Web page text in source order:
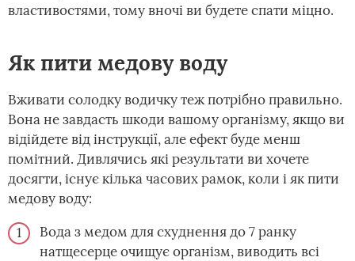
властивостями, тому вночі ви будете спати міцно.
Як пити медову воду
Вживати солодку водичку теж потрібно правильно.
Вона не завдасть шкоди вашому організму, якщо ви
відійдете від інструкції, але ефект буде менш
помітний. Дивлячись які результати ви хочете
досягти, існує кілька часових рамок, коли і як пити
медову воду:
Вода з медом для схуднення до 7 ранку
натщесерце очищує організм, виводить всі